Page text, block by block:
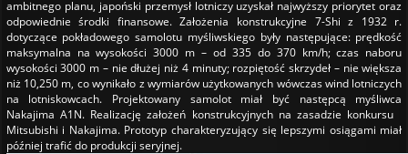
ambitnego planu, japoński przemysł lotniczy uzyskał najwyższy priorytet oraz
odpowiednie środki finansowe. Założenia konstrukcyjne 7-Shi z 1932 r.
dotyczące pokładowego samolotu myśliwskiego były następujące: prędkość
maksymalna na wysokości 3000 m – od 335 do 370 km/h; czas naboru
wysokości 3000 m – nie dłużej niż 4 minuty; rozpiętość skrzydeł – nie większa
niż 10,250 m, co wynikało z wymiarów użytkowanych wówczas wind lotniczych
na lotniskowcach. Projektowany samolot miał być następcą myśliwca
Nakajima A1N. Realizację założeń konstrukcyjnych na zasadzie konkursu
Mitsubishi i Nakajima. Prototyp charakteryzujący się lepszymi osiągami miał
później trafić do produkcji seryjnej.